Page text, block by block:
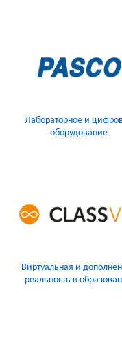
Лабораторное и
оборудование
Виртуальная и
реальность в